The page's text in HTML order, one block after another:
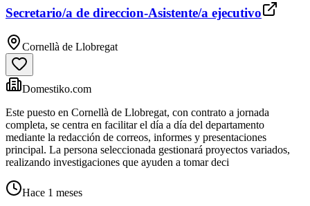
Secretario/a de direccion-Asistente/a ejecutivo
Cornellà de Llobregat
Domestiko.com
Este puesto en Cornellà de Llobregat, con contrato a jornada
completa, se centra en facilitar el día a día del departamento
mediante la redacción de correos, informes y presentaciones
principal. La persona seleccionada gestionará proyectos variados,
realizando investigaciones que ayuden a tomar deci
Hace 1 meses